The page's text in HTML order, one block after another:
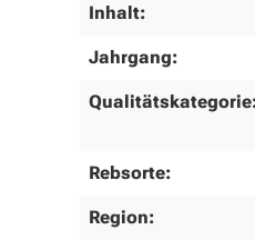
Inhalt:
Jahrgang:
Rebsorte:
Region: